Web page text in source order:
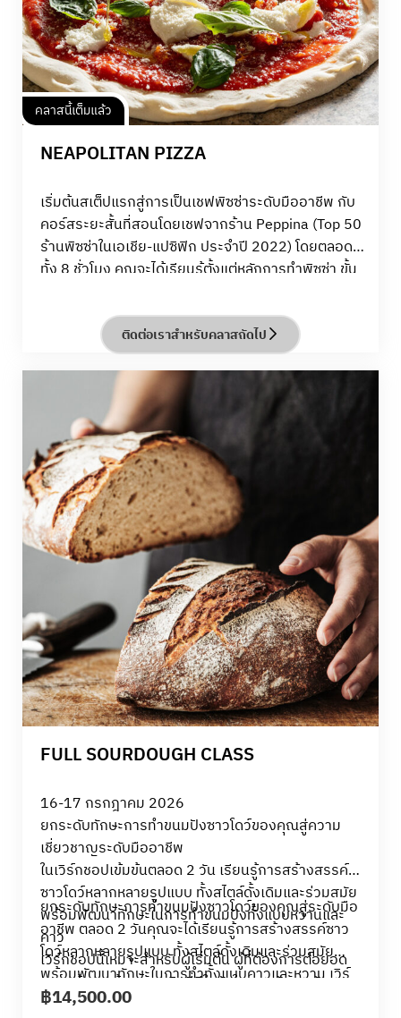
คลาสนี้เต็มแล้ว
NEAPOLITAN PIZZA
เริ่มต้นสเต็ปแรกสู่การเป็นเชฟพิซซ่าระดับมืออาชีพ กับ
คอร์สระยะสั้นที่สอนโดยเชฟจากร้าน Peppina (Top 50
ร้านพิซซ่าในเอเชีย-แปซิฟิก ประจำปี 2022) โดยตลอด
ทั้ง 8 ชั่วโมง คุณจะได้เรียนรู้ตั้งแต่หลักการทำพิซซ่า ขั้น
ระดับมืออาชีพ พร้อมเอ็นจอยไปกับการทำ Pizza
Margherita, Pizza Marinara และ Pizza Calzone
Napoletana
ติดต่อเราสำหรับคลาสถัดไป
FULL SOURDOUGH CLASS
16-17 กรกฎาคม 2026
ยกระดับทักษะการทำขนมปังซาวโดว์ของคุณสู่ความ
เชี่ยวชาญระดับมืออาชีพ
ในเวิร์กชอปเข้มข้นตลอด 2 วัน เรียนรู้การสร้างสรรค์
ซาวโดว์หลากหลายรูปแบบ ทั้งสไตล์ดั้งเดิมและร่วมสมัย
พร้อมพัฒนาทักษะในการทำขนมปังทั้งแบบหวานและ
คาว
เวิร์กชอปนี้เหมาะสำหรับผู้เริ่มต้น ผู้ที่ต้องการต่อยอด
ความรู้ และเจ้าของธุรกิจที่มีใจรักในการพัฒนาทักษะ
การอบขนมอย่างมืออาชีพ
ยกระดับทักษะการทำขนมปังซาวโดว์ของคุณสู่ระดับมือ
อาชีพ ตลอด 2 วันคุณจะได้เรียนรู้การสร้างสรรค์ซาว
โดว์หลากหลายรูปแบบ ทั้งสไตล์ดั้งเดิมและร่วมสมัย
พร้อมพัฒนาทักษะในการทำทั้งแบบคาวและหวาน เวิร์
กชอปนี้เหมาะสำหรับผู้ที่ต้องการต่อยอดความรู้ และ
฿14,500.00